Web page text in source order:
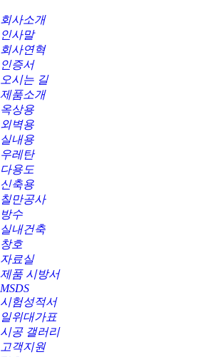
회사소개
인사말
회사연혁
인증서
오시는 길
제품소개
옥상용
외벽용
실내용
우레탄
다용도
신축용
칠만공사
방수
실내건축
창호
자료실
제품 시방서
MSDS
시험성적서
일위대가표
시공 갤러리
고객지원